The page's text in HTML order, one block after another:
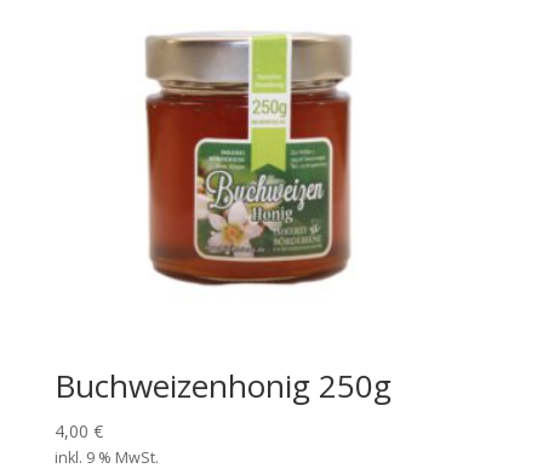
Buchweizenhonig 250g
4,00 €
inkl. 9 % MwSt.